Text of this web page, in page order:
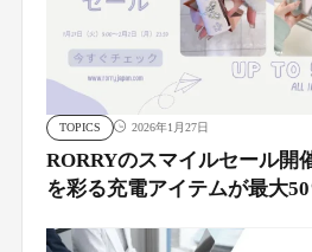
TOPICS 2026年1月27日
RORRYのスマイルセール開
を彩る充電アイテムが最大